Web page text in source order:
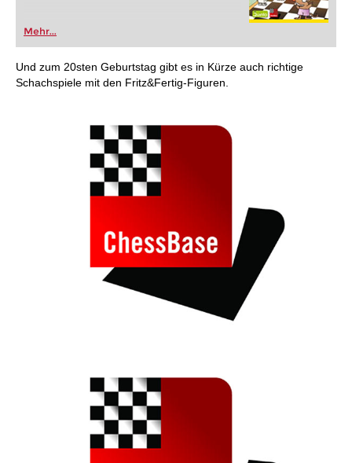
Mehr...
Und zum 20sten Geburtstag gibt es in Kürze auch richtige
Schachspiele mit den Fritz&Fertig-Figuren.